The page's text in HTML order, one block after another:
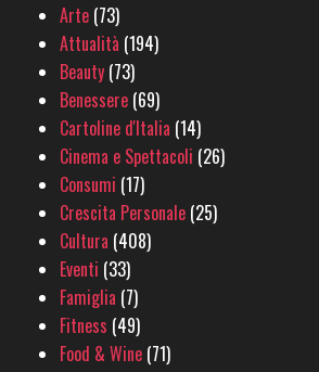
Arte (73)
Attualità (194)
Beauty (73)
Benessere (69)
Cartoline d'Italia (14)
Cinema e Spettacoli (26)
Consumi (17)
Crescita Personale (25)
Cultura (408)
Eventi (33)
Famiglia (7)
Fitness (49)
Food & Wine (71)